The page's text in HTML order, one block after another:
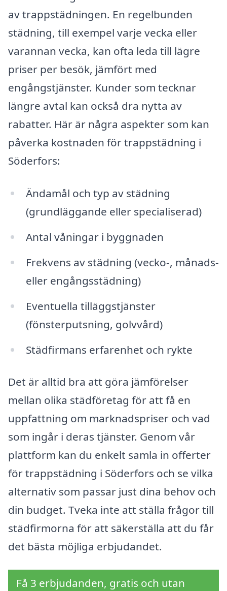
av trappstädningen. En regelbunden
städning, till exempel varje vecka eller
varannan vecka, kan ofta leda till lägre
priser per besök, jämfört med
engångstjänster. Kunder som tecknar
längre avtal kan också dra nytta av
rabatter. Här är några aspekter som kan
påverka kostnaden för trappstädning i
Söderfors:
Ändamål och typ av städning
(grundläggande eller specialiserad)
Antal våningar i byggnaden
Frekvens av städning (vecko-, månads-
eller engångsstädning)
Eventuella tilläggstjänster
(fönsterputsning, golvvård)
Städfirmans erfarenhet och rykte
Det är alltid bra att göra jämförelser
mellan olika städföretag för att få en
uppfattning om marknadspriser och vad
som ingår i deras tjänster. Genom vår
plattform kan du enkelt samla in offerter
för trappstädning i Söderfors och se vilka
alternativ som passar just dina behov och
din budget. Tveka inte att ställa frågor till
städfirmorna för att säkerställa att du får
det bästa möjliga erbjudandet.
Få 3 erbjudanden, gratis och utan